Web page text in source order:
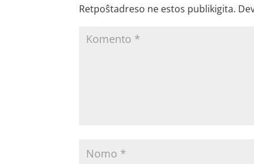
Retpoŝtadreso ne estos publikigita.